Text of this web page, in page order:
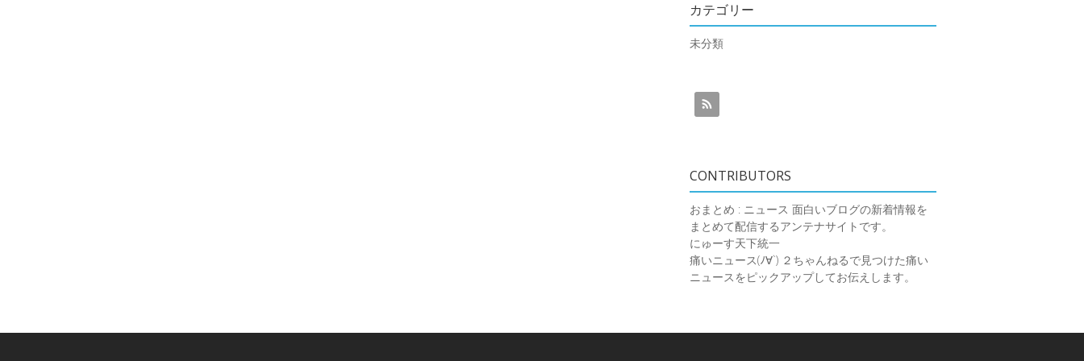
カテゴリー
未分類
CONTRIBUTORS
おまとめ : ニュース 面白いブログの新着情報を
まとめて配信するアンテナサイトです。
にゅーす天下統一
痛いニュース(ﾉ∀`) ２ちゃんねるで見つけた痛い
ニュースをピックアップしてお伝えします。